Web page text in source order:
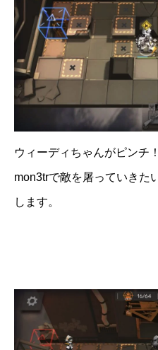
ウィーディちゃんがピンチ
mon3trで敵を屠っていきた
します。